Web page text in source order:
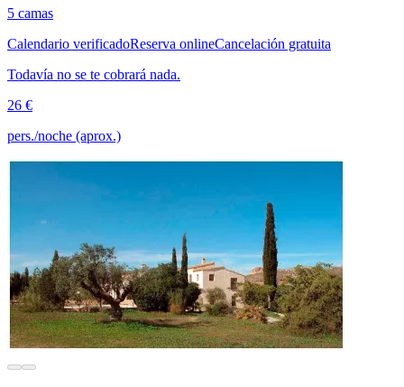
5 camas
Calendario verificadoReserva onlineCancelación gratuita
Todavía no se te cobrará nada.
26 €
pers./noche (aprox.)